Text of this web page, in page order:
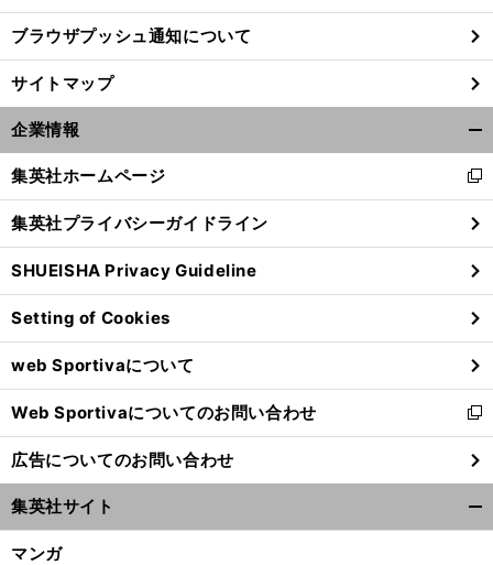
ブラウザプッシュ通知について
サイトマップ
企業情報
閉
る
集英社ホームページ
新
し
い
ウ
ィ
ン
ド
ウ
で
開
く
集英社プライバシーガイドライン
SHUEISHA Privacy Guideline
Setting of Cookies
web Sportivaについて
Web Sportivaについてのお問い合わせ
新
し
い
ウ
ィ
ン
広告についてのお問い合わせ
集英社サイト
マンガ